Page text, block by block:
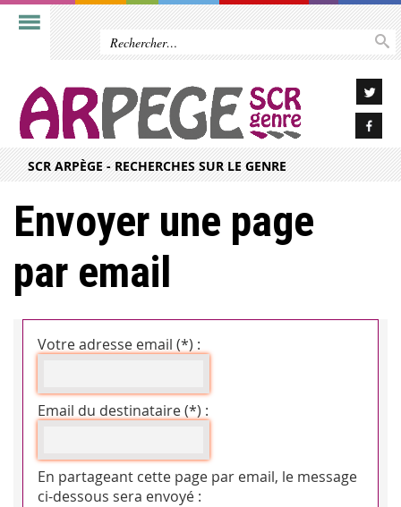
SCR ARPÈGE - RECHERCHES SUR LE GENRE
Envoyer une page
par email
Votre adresse email (*) :
Email du destinataire (*) :
En partageant cette page par email, le message
ci-dessous sera envoyé :